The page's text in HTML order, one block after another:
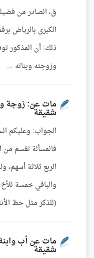
ق، الصادر من
ذلك: أن المذكور
وزوجته وبناته ...
مات عن: زوجة
شقيقة
الجواب: وعليكم
فالمسألة تقسم من
الربع ثلاثة أسهم،
والباقي خمسة
(للذكر مثل حظ
مات عن أب
شقيقة